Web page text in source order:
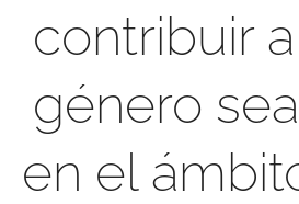
contribuir
género
en el